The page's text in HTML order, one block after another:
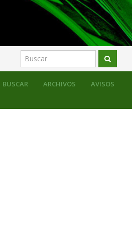
BUSCAR ARCHIVOS AVISOS
Fotos con historia